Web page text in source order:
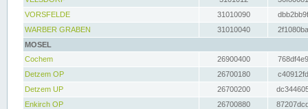
VORSFELDE
31010090
WARBER GRABEN
31010040
MOSEL
Cochem
26900400
Detzem OP
26700180
Detzem UP
26700200
Enkirch OP
26700880